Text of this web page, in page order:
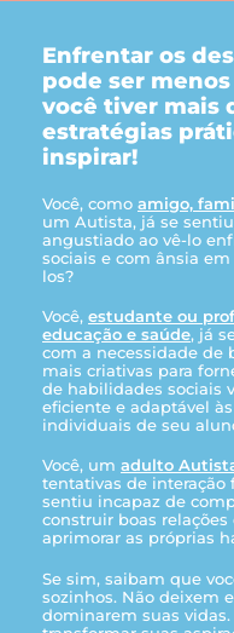
Enfrentar os
pode ser
você tiver mais
estratégias
inspirar!
Você, como amigo,
um Autista, já se
angustiado ao vê-lo
sociais e com ânsia
los?
Você, estudante ou
educação e saúde, já
com a necessidade de
mais criativas para
de habilidades sociais
eficiente e adaptável
individuais de seu
Você, um adulto
tentativas de interação
sentiu incapaz de
construir boas
aprimorar as próprias
Se sim, saibam que
sozinhos. Não deixem
dominarem suas